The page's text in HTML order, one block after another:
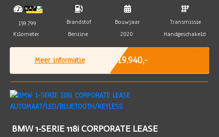
159.799
Kilometer
Brandstof
Benzine
Bouwjaar
2020
Transmissie
Handgeschakeld
Meer informatie € 19.940,-
BMW 1-SERIE 118i CORPORATE LEASE